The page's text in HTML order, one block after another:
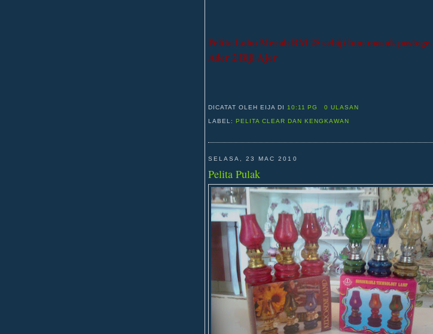
Pelita Labu Merah RM 25 sebiji lum masuk postage.
Ader 2 Biji Ajer
DICATAT OLEH EIJADI 10:11 PG 0 ULASAN
LABEL:PELITA CLEAR DAN KENGKAWAN
SELASA, 23 MAC 2010
Pelita Pulak